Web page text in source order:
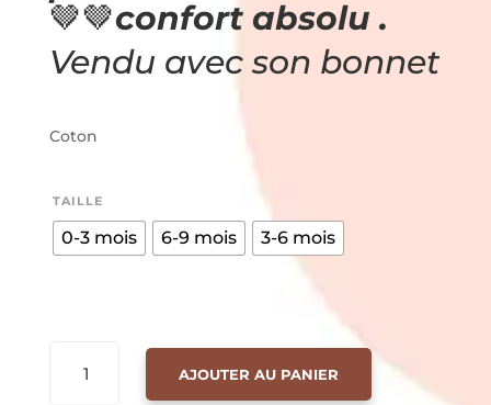
🤎🤎confort absolu .
Vendu avec son bonnet
Coton
TAILLE
0-3 mois 6-9 mois 3-6 mois
AJOUTER AU PANIER